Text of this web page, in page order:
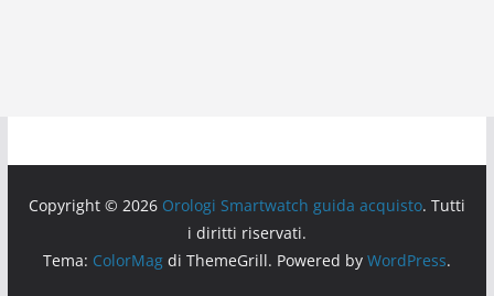
Copyright © 2026 Orologi Smartwatch guida acquisto. Tutti
i diritti riservati.
Tema: ColorMagdi ThemeGrill. Powered by WordPress.